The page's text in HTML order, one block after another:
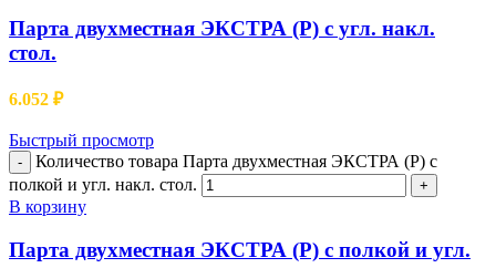
Парта двухместная ЭКСТРА (Р) с угл. накл.
стол.
6.052 ₽
Быстрый просмотр
-
Количество товара Парта двухместная ЭКСТРА (Р) с
полкой и угл. накл. стол.
+
В корзину
Парта двухместная ЭКСТРА (Р) с полкой и угл.